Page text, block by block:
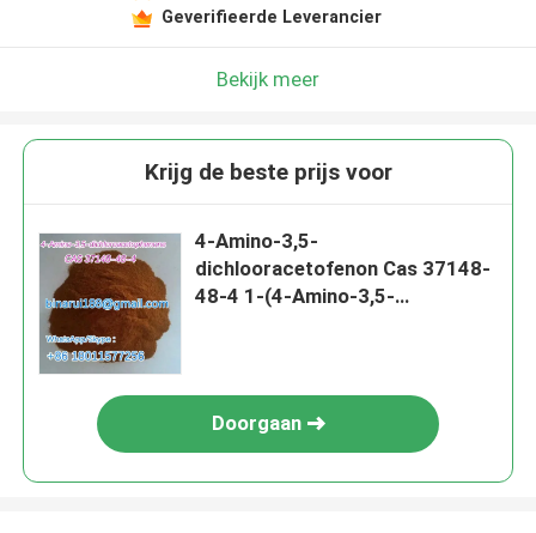
Geverifieerde Leverancier
Bekijk meer
Krijg de beste prijs voor
4-Amino-3,5-
dichlooracetofenon Cas 37148-
48-4 1-(4-Amino-3,5-
Doorgaan